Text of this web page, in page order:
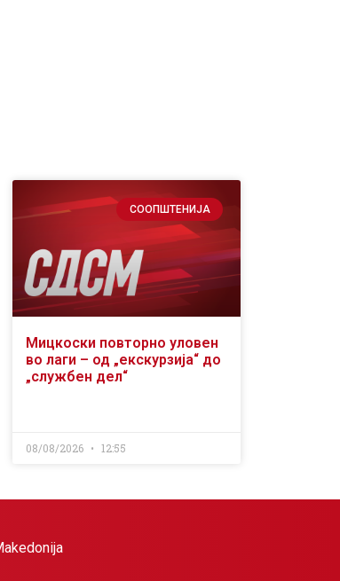
СООПШТЕНИЈА
Мицкоски повторно уловен
во лаги – од „екскурзија“ до
„службен дел“
08/08/2026 12:55